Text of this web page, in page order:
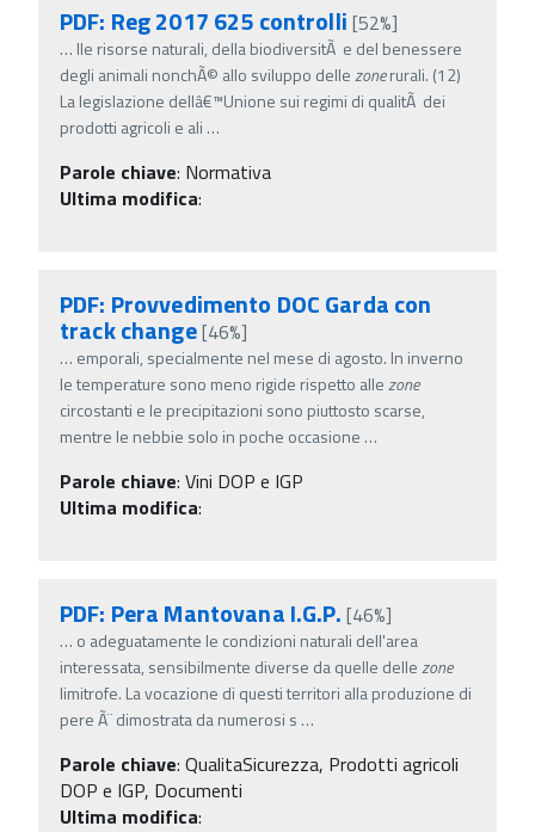
PDF: Reg 2017 625 controlli [52%]
… lle risorse naturali, della biodiversitÃ e del benessere
degli animali nonchÃ© allo sviluppo dellezonerurali. (12)
La legislazione dellâ€™Unione sui regimi di qualitÃ dei
prodotti agricoli e ali …
Parole chiave: Normativa
Ultima modifica:
PDF: Provvedimento DOC Garda con
track change[46%]
… emporali, specialmente nel mese di agosto. In inverno
le temperature sono meno rigide rispetto allezone
circostanti e le precipitazioni sono piuttosto scarse,
mentre le nebbie solo in poche occasione …
Parole chiave: Vini DOP e IGP
Ultima modifica:
PDF: Pera Mantovana I.G.P. [46%]
… o adeguatamente le condizioni naturali dell'area
interessata, sensibilmente diverse da quelle dellezone
limitrofe. La vocazione di questi territori alla produzione di
pere Ã¨ dimostrata da numerosi s …
Parole chiave: QualitaSicurezza, Prodotti agricoli
DOP e IGP, Documenti
Ultima modifica: